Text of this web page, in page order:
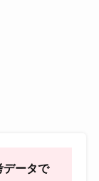
データで